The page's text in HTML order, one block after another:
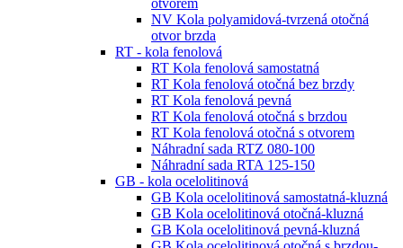
otvorem
NV Kola polyamidová-tvrzená otočná
otvor brzda
RT - kola fenolová
RT Kola fenolová samostatná
RT Kola fenolová otočná bez brzdy
RT Kola fenolová pevná
RT Kola fenolová otočná s brzdou
RT Kola fenolová otočná s otvorem
Náhradní sada RTZ 080-100
Náhradní sada RTA 125-150
GB - kola ocelolitinová
GB Kola ocelolitinová samostatná-kluzná
GB Kola ocelolitinová otočná-kluzná
GB Kola ocelolitinová pevná-kluzná